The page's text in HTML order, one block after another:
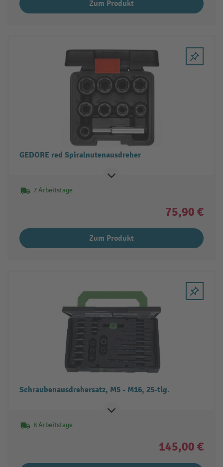
Zum Produkt
GEDORE red Spiralnutenausdreher
7 Arbeitstage
75,90 €
Zum Produkt
Schraubenausdrehersatz, M5 - M16, 25-tlg.
8 Arbeitstage
145,00 €